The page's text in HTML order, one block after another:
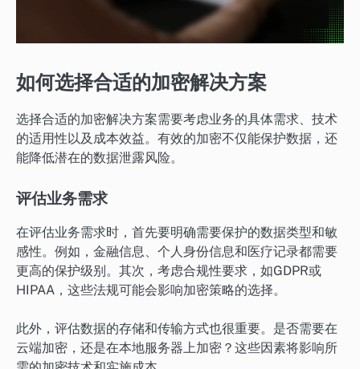
如何选择合适的加密解决方案
选择合适的加密解决方案需要考虑业务的具体需求、技术
的适用性以及成本效益。有效的加密不仅能保护数据，还
能降低潜在的数据泄露风险。
评估业务需求
在评估业务需求时，首先要明确需要保护的数据类型和敏
感性。例如，金融信息、个人身份信息和医疗记录都需要
更高的保护级别。其次，考虑合规性要求，如GDPR或
HIPAA，这些法规可能会影响加密策略的选择。
此外，评估数据的存储和传输方式也很重要。是否需要在
云端加密，还是在本地服务器上加密？这些因素将影响所